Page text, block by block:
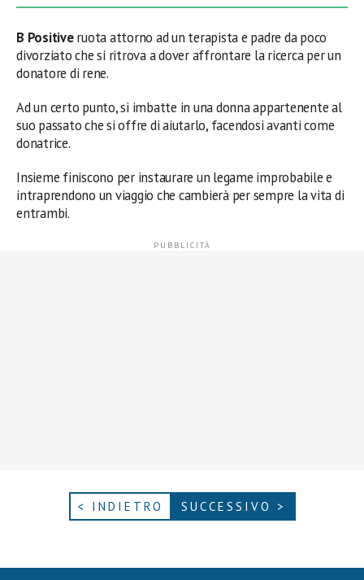
B Positiveruota attorno ad un terapista e padre da poco
divorziato che si ritrova a dover affrontare la ricerca per un
donatore di rene.
Ad un certo punto, si imbatte in una donna appartenente al
suo passato che si offre di aiutarlo, facendosi avanti come
donatrice.
Insieme finiscono per instaurare un legame improbabile e
intraprendono un viaggio che cambierà per sempre la vita di
entrambi.
< INDIETRO SUCCESSIVO >